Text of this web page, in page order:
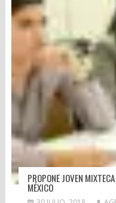
PROPONE JOVEN
MÉXICO